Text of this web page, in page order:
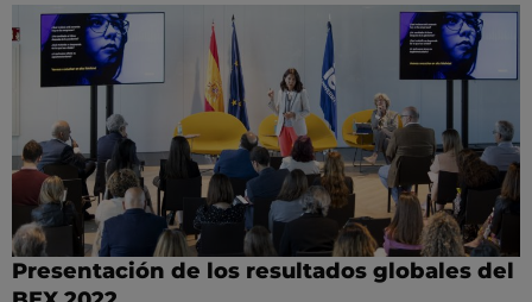
Presentación de los resultados globales del